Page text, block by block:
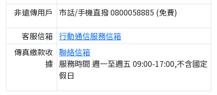
非遠傳用戶 市話/手機直撥 0800058885 (免費)
客服信箱 行動通信服務信箱
傳真繳款收
據
聯絡信箱
服務時間 週一至週五 09:00-17:00,不含國定
假日